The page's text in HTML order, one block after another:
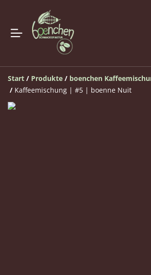
Start / Produkte / boenchen
/ Kaffeemischung | #5 | boenne Nuit